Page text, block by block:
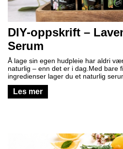
DIY-oppskrift –
Serum
Å lage sin egen hudpleie har aldri
naturlig – enn det er i dag.Med bare
ingredienser lager du et naturlig
støtter hudens fornyelse, beskytter
beroligende opplevelse med duft av
ærlig rutine – der du vet nøyaktig hva
Les mer